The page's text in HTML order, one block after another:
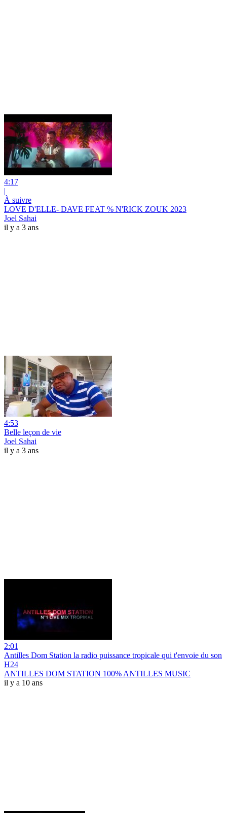
4:17
|
À suivre
LOVE D'ELLE- DAVE FEAT % N'RICK ZOUK 2023
Joel Sahai
il y a 3 ans
4:53
Belle leçon de vie
Joel Sahai
il y a 3 ans
2:01
Antilles Dom Station la radio puissance tropicale qui t'envoie du son
H24
ANTILLES DOM STATION 100% ANTILLES MUSIC
il y a 10 ans